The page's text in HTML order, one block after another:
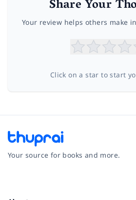
Share Your
Your review helps others make
Click on a star to start
Your source for books and more.